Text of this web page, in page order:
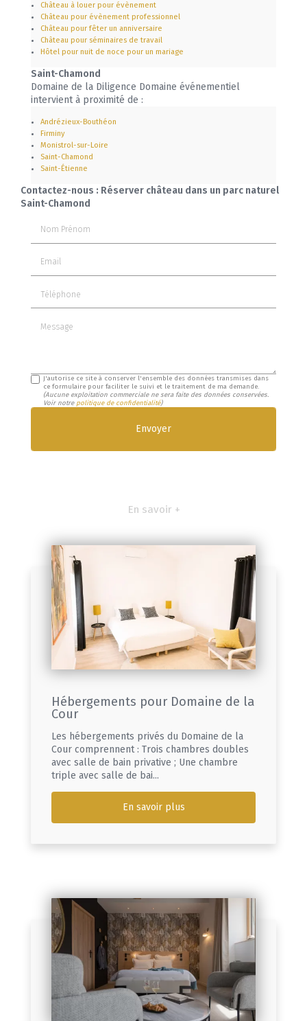
Château à louer pour évènement
Château pour évènement professionnel
Château pour fêter un anniversaire
Château pour séminaires de travail
Hôtel pour nuit de noce pour un mariage
Saint-Chamond
Domaine de la Diligence Domaine événementiel
intervient à proximité de :
Andrézieux-Bouthéon
Firminy
Monistrol-sur-Loire
Saint-Chamond
Saint-Étienne
Contactez-nous : Réserver château dans un parc naturel
Saint-Chamond
J'autorise ce site à conserver l'ensemble des données transmises dans
ce formulaire pour faciliter le suivi et le traitement de ma demande.
(Aucune exploitation commerciale ne sera faite des données conservées.
Voir notre politique de confidentialité)
En savoir +
Hébergements pour Domaine de la
Cour
Les hébergements privés du Domaine de la
Cour comprennent : Trois chambres doubles
avec salle de bain privative ; Une chambre
triple avec salle de bai...
En savoir plus